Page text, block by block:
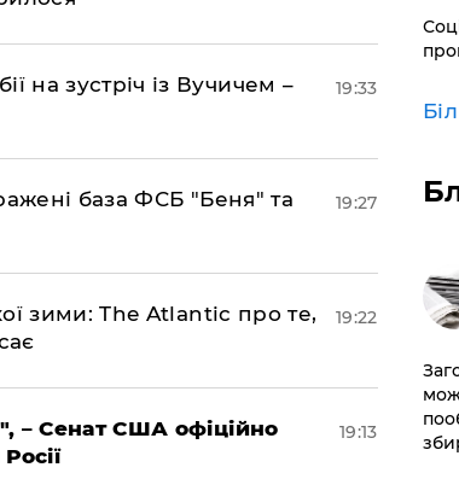
на зустріч із Вучичем –
19:33
база ФСБ "Беня" та
19:27
зими: The Atlantic про те,
19:22
– Сенат США офіційно
19:13